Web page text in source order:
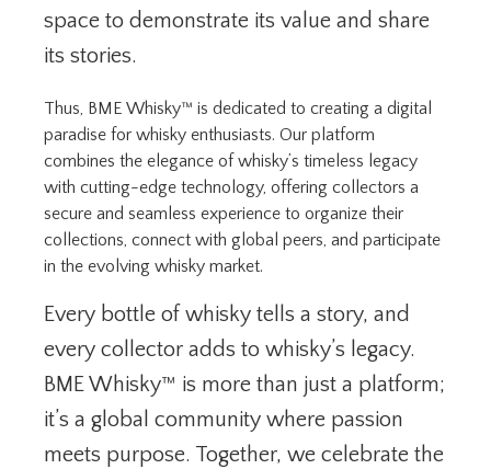
space to demonstrate its value and share
its stories.
Thus, BME Whisky™ is dedicated to creating a digital
paradise for whisky enthusiasts. Our platform
combines the elegance of whisky’s timeless legacy
with cutting-edge technology, offering collectors a
secure and seamless experience to organize their
collections, connect with global peers, and participate
in the evolving whisky market.
Every bottle of whisky tells a story, and
every collector adds to whisky’s legacy.
BME Whisky™ is more than just a platform;
it’s a global community where passion
meets purpose. Together, we celebrate the